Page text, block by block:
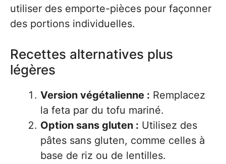
utiliser des emporte-pièces pour façonner
des portions individuelles.
Recettes alternatives plus
légères
Version végétalienne : Remplacez
la feta par du tofu mariné.
Option sans gluten : Utilisez des
pâtes sans gluten, comme celles à
base de riz ou de lentilles.